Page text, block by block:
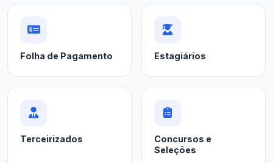
Folha de Pagamento Estagiários
Terceirizados
Concursos e
Seleções